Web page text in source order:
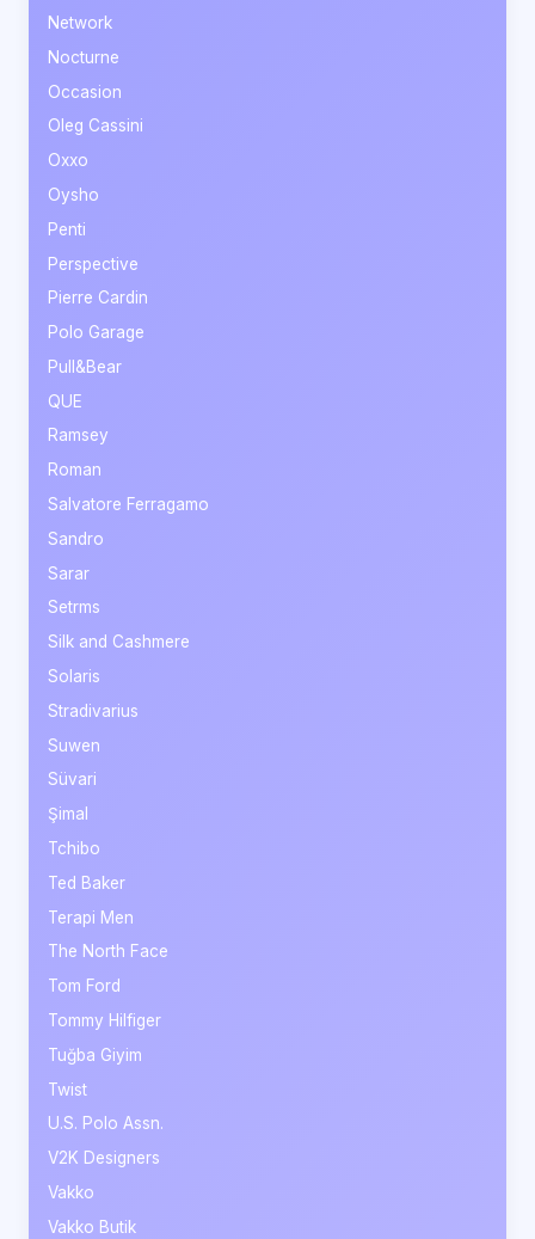
Network
Nocturne
Occasion
Oleg Cassini
Oxxo
Oysho
Penti
Perspective
Pierre Cardin
Polo Garage
Pull&Bear
QUE
Ramsey
Roman
Salvatore Ferragamo
Sandro
Sarar
Setrms
Silk and Cashmere
Solaris
Stradivarius
Suwen
Süvari
Şimal
Tchibo
Ted Baker
Terapi Men
The North Face
Tom Ford
Tommy Hilfiger
Tuğba Giyim
Twist
U.S. Polo Assn.
V2K Designers
Vakko
Vakko Butik